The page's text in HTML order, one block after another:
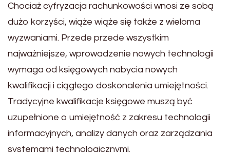
Chociaż cyfryzacja rachunkowości wnosi ze sobą
dużo korzyści, wiąże wiąże się także z wieloma
wyzwaniami. Przede przede wszystkim
najważniejsze, wprowadzenie nowych technologii
wymaga od księgowych nabycia nowych
kwalifikacji i ciągłego doskonalenia umiejętności.
Tradycyjne kwalifikacje księgowe muszą być
uzupełnione o umiejętność z zakresu technologii
informacyjnych, analizy danych oraz zarządzania
systemami technologicznymi.